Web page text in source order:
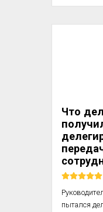
речь о
группой»,
данный
10.
убеждений
Оллпорт
качестве ...
Что
пытался